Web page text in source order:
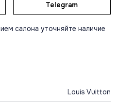
Telegram
салона уточняйте наличие
Louis Vuitton